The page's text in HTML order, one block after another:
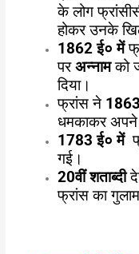
के लोग
होकर उनके
1862ई० में
परअन्नामको
दिया।
फ्रांस ने
धमकाकर अपने
1783ई० में
गई।
20वीं शताब्दी
फ्रांस का